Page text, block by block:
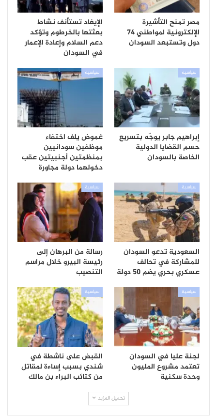
مصر تمنح التأشيرة
الإلكترونية لمواطني 74
دول وتستبعد السودان
الإيغاد تستأنف نشاط
بعثتها بالخرطوم وتؤكد
دعم السلام وإعادة الإعمار
في السودان
سياسية
إبراهيم جابر يوجّه بتسريع
حسم القضايا الدولية
الخاصة بالسودان
سياسية
غموض يلف اختفاء
موظفين سودانيين
بمنظمتين أجنبيتين عقب
دخولهما دولة مجاورة
سياسية
السعودية تدعو السودان
للمشاركة في تحالف
عسكري بحري يضم 50 دولة
سياسية
رسالة من البرهان إلى
رئيسة البيرو خلال مراسم
التنصيب
سياسية
لجنة عليا في السودان
تعتمد مشروع المليون
وحدة سكنية
سياسية
القبض على ناشطة في
شندي بسبب إساءة لمقاتل
من كتائب البراء بن مالك
تحميل المزيد